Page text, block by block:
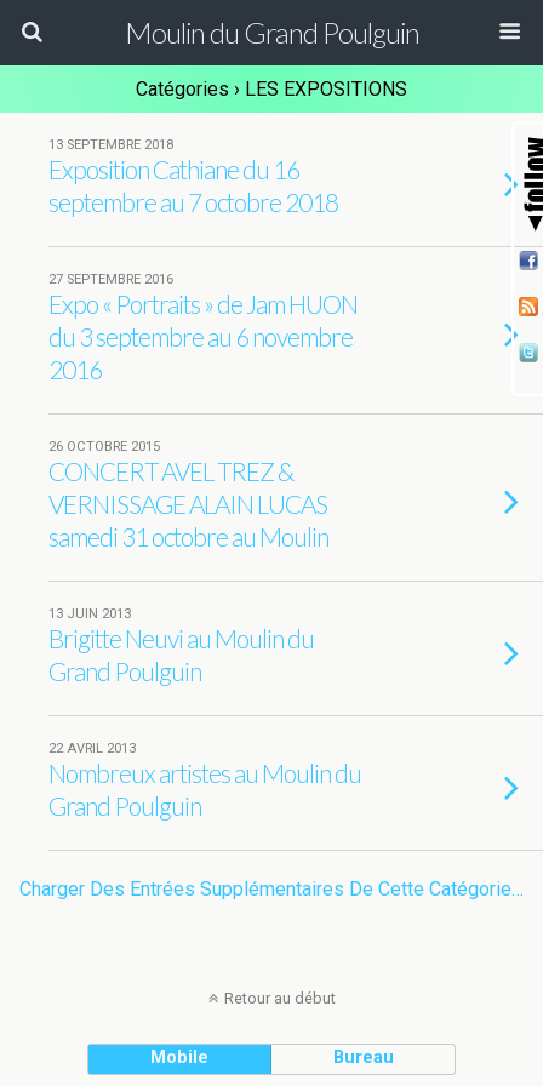
Moulin du Grand Poulguin
Catégories › LES EXPOSITIONS
13 SEPTEMBRE 2018
Exposition Cathiane du 16
septembre au 7 octobre 2018
27 SEPTEMBRE 2016
Expo « Portraits » de Jam HUON
du 3 septembre au 6 novembre
2016
26 OCTOBRE 2015
CONCERT AVEL TREZ &
VERNISSAGE ALAIN LUCAS
samedi 31 octobre au Moulin
13 JUIN 2013
Brigitte Neuvi au Moulin du
Grand Poulguin
22 AVRIL 2013
Nombreux artistes au Moulin du
Grand Poulguin
Charger Des Entrées Supplémentaires De Cette Catégorie…
Retour au début
Mobile Bureau